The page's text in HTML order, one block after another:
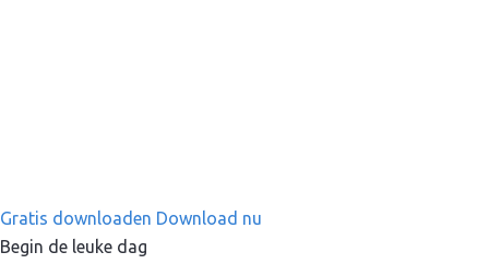
Gratis downloaden Download nu
Begin de leuke dag